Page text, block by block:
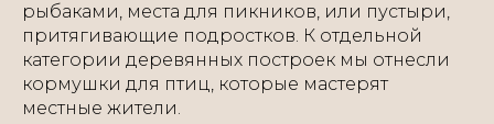
рыбаками, места для пикников, или пустыри,
притягивающие подростков. К отдельной
категории деревянных построек мы отнесли
кормушки для птиц, которые мастерят
местные жители.